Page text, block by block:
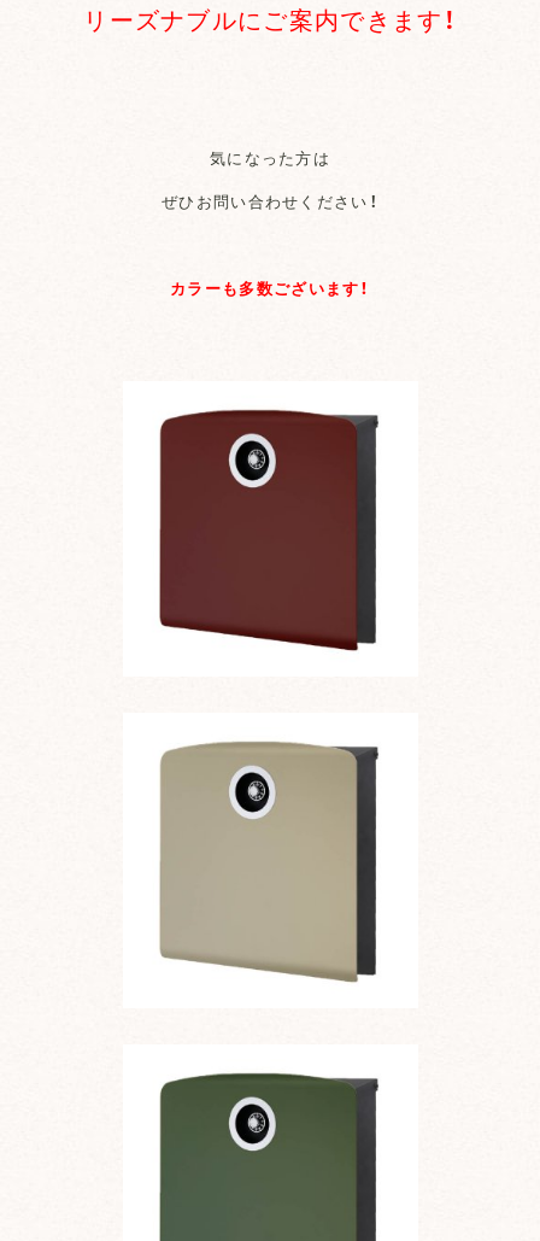
リーズナブルにご案内できます！
気になった方は
ぜひお問い合わせください！
カラーも多数ございます！